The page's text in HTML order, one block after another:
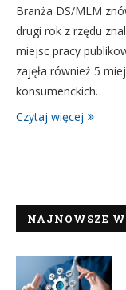
Branża DS/MLM
drugi rok z rzędu
miejsc pracy
zajęła również 5
konsumenckich.
Czytaj więcej
NAJNOWSZE